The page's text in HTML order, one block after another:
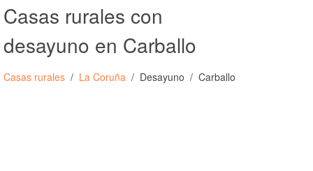
Casas rurales con
desayuno en Carballo
Casas rurales La Coruña Desayuno Carballo